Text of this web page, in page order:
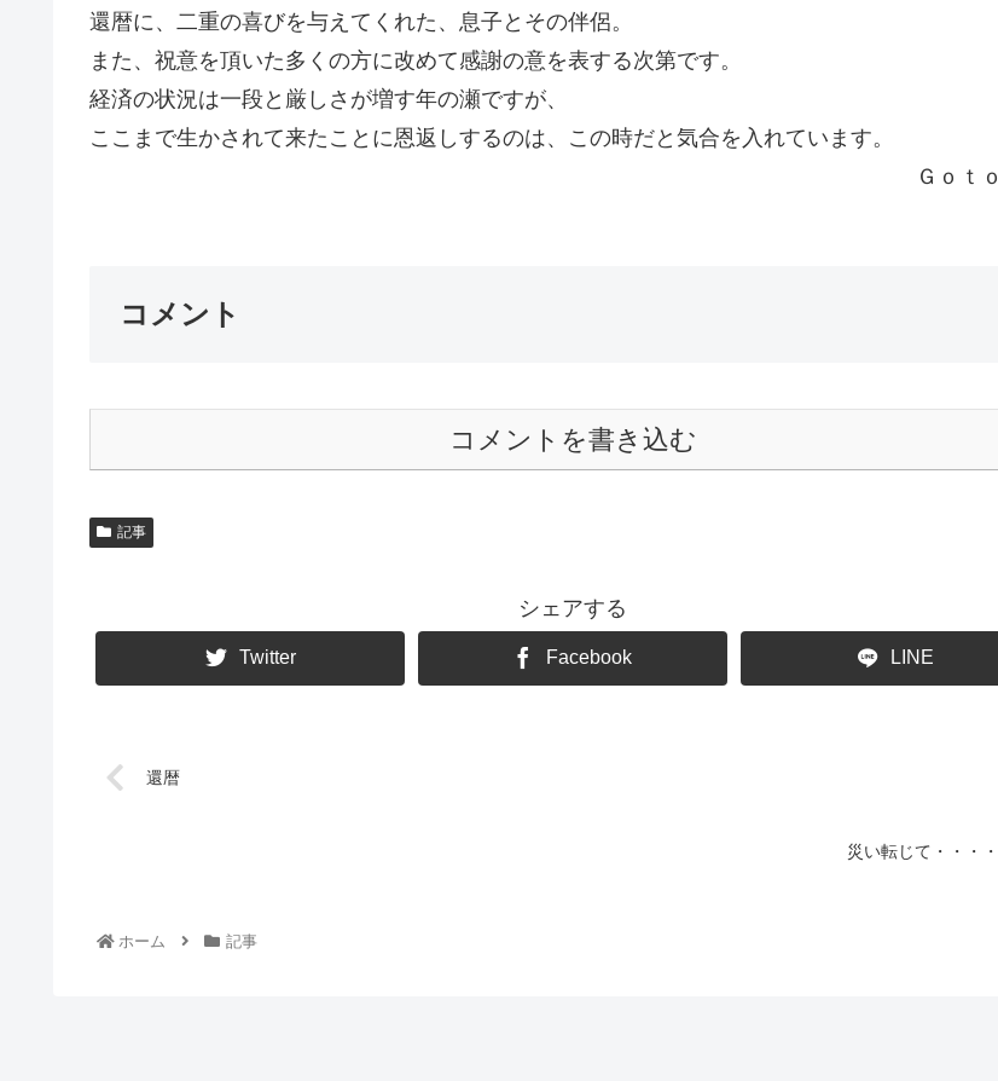
還暦に、二重の喜びを与えてくれた、息子とその伴侶。
また、祝意を頂いた多くの方に改めて感謝の意を表する次第です。
経済の状況は一段と厳しさが増す年の瀬ですが、
ここまで生かされて来たことに恩返しするのは、この時だと気合を入れています。
Ｇｏｔｏ
コメント
コメントを書き込む
記事
シェアする
Twitter Facebook LINE
還暦
災い転じて・・・・
ホーム 記事